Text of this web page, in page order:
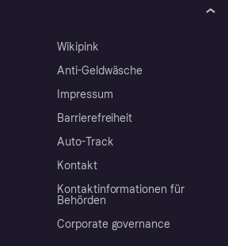
Wikipink
Anti-Geldwäsche
Impressum
Barrierefreiheit
Auto-Track
Kontakt
Kontaktinformationen für
Behörden
Corporate governance